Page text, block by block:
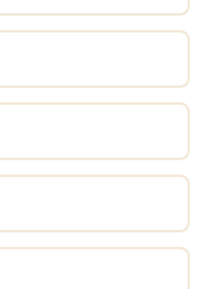
工具(适新车交车)